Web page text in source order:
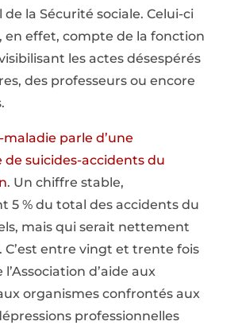
la Sécurité sociale. Celui-ci
en effet, compte de la fonction
les actes désespérés
des professeurs ou encore
maladie parle d’une
suicides-accidents du
. Un chiffre stable,
5 % du total des accidents du
mais qui serait nettement
C’est entre vingt et trente fois
d’aide aux
organismes confrontés aux
professionnelles